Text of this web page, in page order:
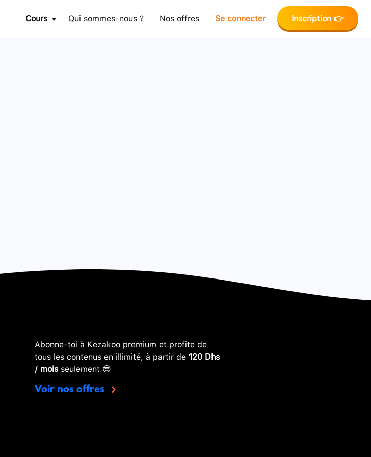
Cours Qui sommes-nous ? Nos offres Se connecter Inscription 👉
Abonne-toi à Kezakoo premium et profite de
tous les contenus en illimité, à partir de 120 Dhs
/ moisseulement 😎
Voir nos offres